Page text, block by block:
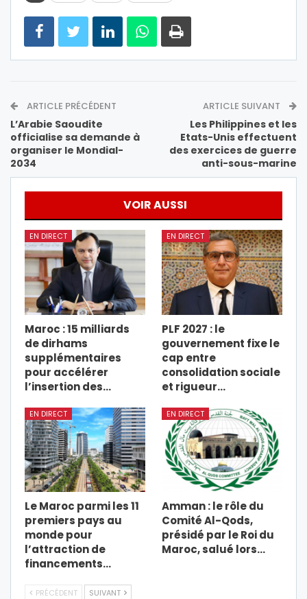
ARTICLE PRÉCÉDENT
L’Arabie Saoudite
officialise sa demande à
organiser le Mondial-
2034
ARTICLE SUIVANT
Les Philippines et les
Etats-Unis effectuent
des exercices de guerre
anti-sous-marine
VOIR AUSSI
EN DIRECT
Maroc : 15 milliards
de dirhams
supplémentaires
pour accélérer
l’insertion des…
EN DIRECT
PLF 2027 : le
gouvernement fixe le
cap entre
consolidation sociale
et rigueur…
EN DIRECT
Le Maroc parmi les 11
premiers pays au
monde pour
l’attraction de
financements…
EN DIRECT
Amman : le rôle du
Comité Al-Qods,
présidé par le Roi du
Maroc, salué lors…
PRÉCÉDENT SUIVANT